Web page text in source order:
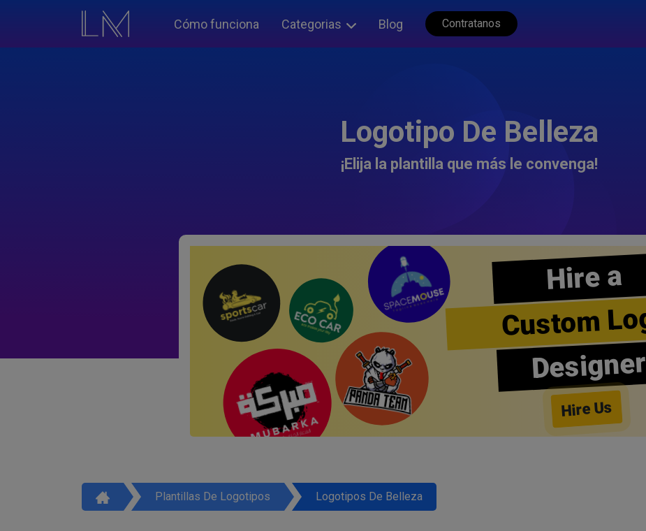
Cómo funciona Categorias Blog Contratanos
Logotipo De Belleza
¡Elija la plantilla que más le convenga!
Hire a
Custom
Designer
Hire Us
Plantillas De Logotipos Logotipos De Belleza